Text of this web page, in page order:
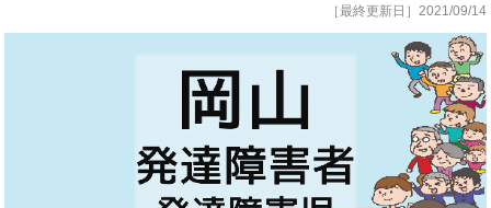
［最終更新日］2021/09/14